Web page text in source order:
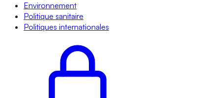
Environnement
Politique sanitaire
Politiques internationales